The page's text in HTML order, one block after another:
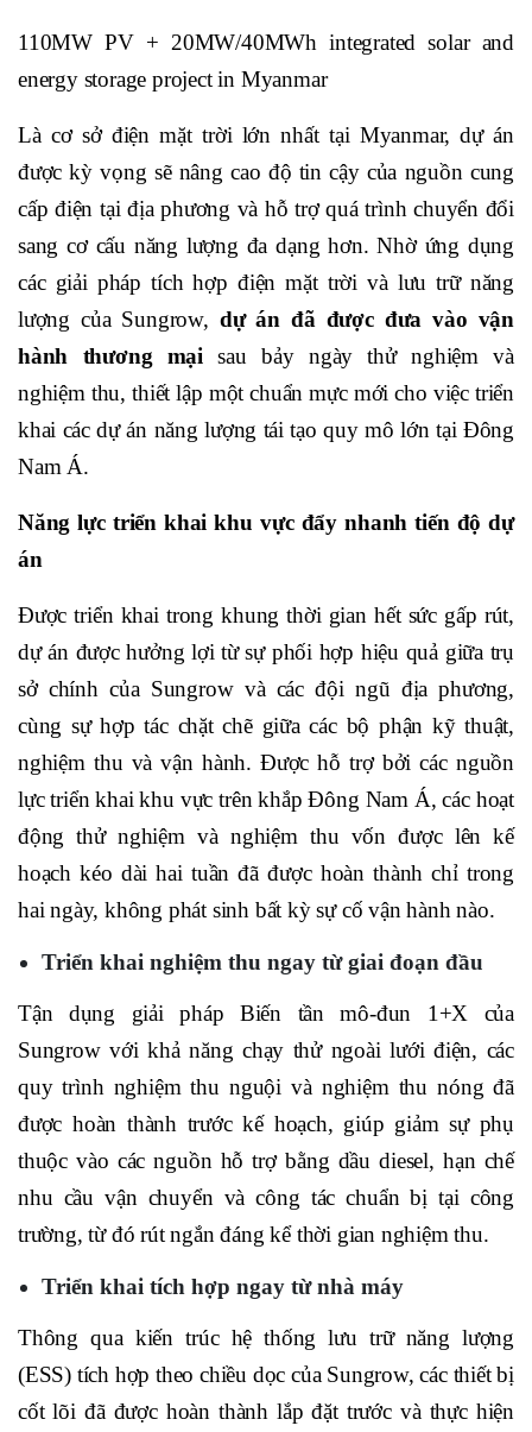
110MW PV + 20MW/40MWh integrated solar and
energy storage project in Myanmar
Là cơ sở điện mặt trời lớn nhất tại Myanmar, dự án
được kỳ vọng sẽ nâng cao độ tin cậy của nguồn cung
cấp điện tại địa phương và hỗ trợ quá trình chuyển đổi
sang cơ cấu năng lượng đa dạng hơn. Nhờ ứng dụng
các giải pháp tích hợp điện mặt trời và lưu trữ năng
lượng của Sungrow, dự án đã được đưa vào vận
hành thương mạisau bảy ngày thử nghiệm và
nghiệm thu, thiết lập một chuẩn mực mới cho việc triển
khai các dự án năng lượng tái tạo quy mô lớn tại Đông
Nam Á.
Năng lực triển khai khu vực đẩy nhanh tiến độ dự
án
Được triển khai trong khung thời gian hết sức gấp rút,
dự án được hưởng lợi từ sự phối hợp hiệu quả giữa trụ
sở chính của Sungrow và các đội ngũ địa phương,
cùng sự hợp tác chặt chẽ giữa các bộ phận kỹ thuật,
nghiệm thu và vận hành. Được hỗ trợ bởi các nguồn
lực triển khai khu vực trên khắp Đông Nam Á, các hoạt
động thử nghiệm và nghiệm thu vốn được lên kế
hoạch kéo dài hai tuần đã được hoàn thành chỉ trong
hai ngày, không phát sinh bất kỳ sự cố vận hành nào.
Triển khai nghiệm thu ngay từ giai đoạn đầu
Tận dụng giải pháp Biến tần mô-đun 1+X của
Sungrow với khả năng chạy thử ngoài lưới điện, các
quy trình nghiệm thu nguội và nghiệm thu nóng đã
được hoàn thành trước kế hoạch, giúp giảm sự phụ
thuộc vào các nguồn hỗ trợ bằng dầu diesel, hạn chế
nhu cầu vận chuyển và công tác chuẩn bị tại công
trường, từ đó rút ngắn đáng kể thời gian nghiệm thu.
Triển khai tích hợp ngay từ nhà máy
Thông qua kiến trúc hệ thống lưu trữ năng lượng
(ESS) tích hợp theo chiều dọc của Sungrow, các thiết bị
cốt lõi đã được hoàn thành lắp đặt trước và thực hiện